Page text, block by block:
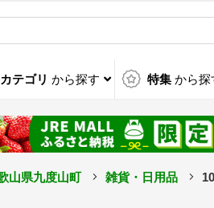
カテゴリ から探す 特集 から探
山県九度山町 雑貨・日用品